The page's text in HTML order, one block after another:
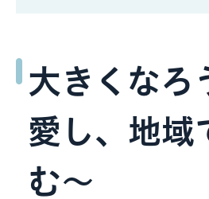
大きくなろ
愛し、地域
む～